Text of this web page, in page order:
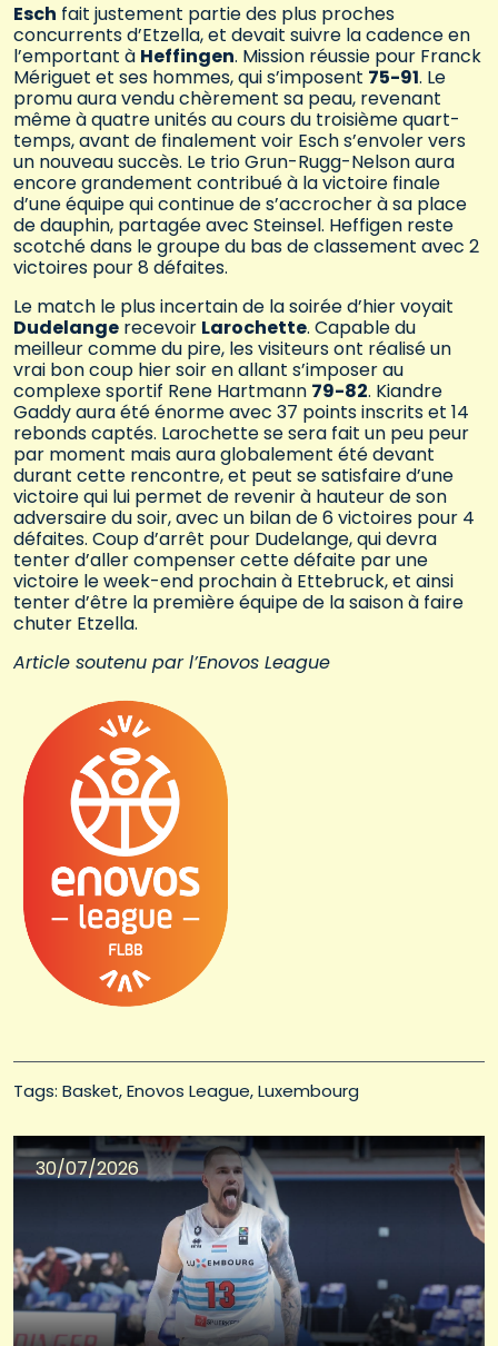
Esch fait justement partie des plus proches
concurrents d’Etzella, et devait suivre la cadence en
l’emportant à Heffingen. Mission réussie pour Franck
Mériguet et ses hommes, qui s’imposent 75-91. Le
promu aura vendu chèrement sa peau, revenant
même à quatre unités au cours du troisième quart-
temps, avant de finalement voir Esch s’envoler vers
un nouveau succès. Le trio Grun-Rugg-Nelson aura
encore grandement contribué à la victoire finale
d’une équipe qui continue de s’accrocher à sa place
de dauphin, partagée avec Steinsel. Heffigen reste
scotché dans le groupe du bas de classement avec 2
victoires pour 8 défaites.
Le match le plus incertain de la soirée d’hier voyait
Dudelange recevoir Larochette. Capable du
meilleur comme du pire, les visiteurs ont réalisé un
vrai bon coup hier soir en allant s’imposer au
complexe sportif Rene Hartmann 79-82. Kiandre
Gaddy aura été énorme avec 37 points inscrits et 14
rebonds captés. Larochette se sera fait un peu peur
par moment mais aura globalement été devant
durant cette rencontre, et peut se satisfaire d’une
victoire qui lui permet de revenir à hauteur de son
adversaire du soir, avec un bilan de 6 victoires pour 4
défaites. Coup d’arrêt pour Dudelange, qui devra
tenter d’aller compenser cette défaite par une
victoire le week-end prochain à Ettebruck, et ainsi
tenter d’être la première équipe de la saison à faire
chuter Etzella.
Article soutenu par l’Enovos League
Tags: Basket Enovos League Luxembourg
30/07/2026